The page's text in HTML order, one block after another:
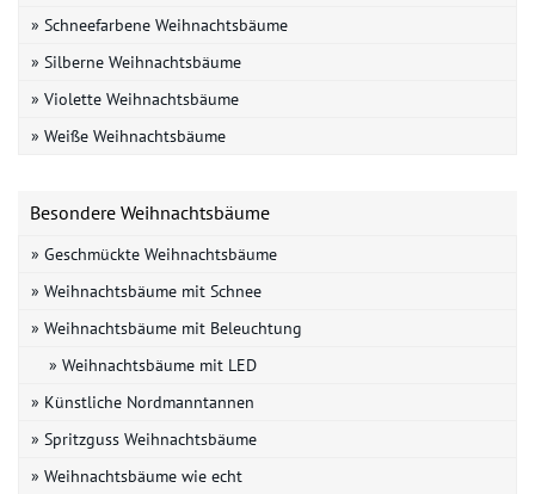
» Schneefarbene Weihnachtsbäume
» Silberne Weihnachtsbäume
» Violette Weihnachtsbäume
» Weiße Weihnachtsbäume
Besondere Weihnachtsbäume
» Geschmückte Weihnachtsbäume
» Weihnachtsbäume mit Schnee
» Weihnachtsbäume mit Beleuchtung
» Weihnachtsbäume mit LED
» Künstliche Nordmanntannen
» Spritzguss Weihnachtsbäume
» Weihnachtsbäume wie echt